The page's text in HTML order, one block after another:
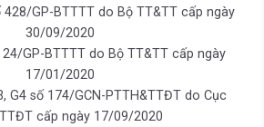
428/GP-BTTTT do Bộ TT&TT cấp ngày
30/09/2020
24/GP-BTTTT do Bộ TT&TT cấp ngày
17/01/2020
G4 số 174/GCN-PTTH&TTĐT do Cục
cấp ngày 17/09/2020